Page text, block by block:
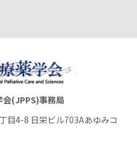
(JPPS)事務局
目4-8 日栄ビル703Aあゆみコ